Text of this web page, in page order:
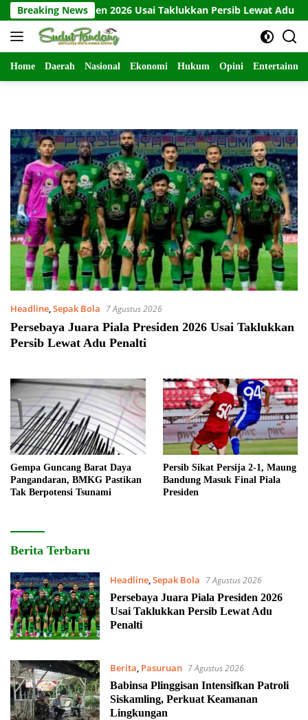
Langsung
ke
konten
Breaking News
Presiden 2026 Usai Taklukkan Persib Lewat Adu Penalti
Home Daerah Nasional Ekonomi Hukum Opini
Headline,Sepak Bola 7 Agustus 2026
Persebaya Juara Piala Presiden 2026 Usai Taklukkan
Persib Lewat Adu Penalti
Gempa Guncang Barat Daya
Pangandaran, BMKG Pastikan
Tak Berpotensi Tsunami
Persib Sikat Persija 2-1, Maung
Bandung Masuk Final Piala
Presiden
Sudutpandangid
Berita Terbaru
Headline,Sepak Bola 7 Agustus 2026
Persebaya Juara Piala Presiden 2026
Usai Taklukkan Persib Lewat Adu
Penalti
Berita, Pasuruan 7 Agustus 2026
Babinsa Plinggisan Intensifkan Patroli
Siskamling, Perkuat Keamanan
Lingkungan